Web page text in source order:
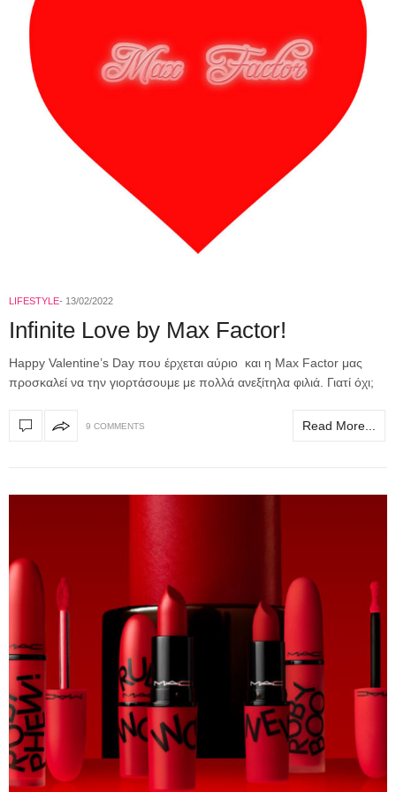
LIFESTYLE 13/02/2022
Infinite Love by Max Factor!
Happy Valentine’s Day που έρχεται αύριο και η Max Factor μας
προσκαλεί να την γιορτάσουμε με πολλά ανεξίτηλα φιλιά. Γιατί όχι;
9 COMMENTS Read More...